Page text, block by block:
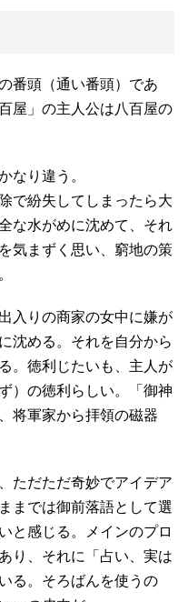
番頭（通い番頭）であ
屋」の主人公は八百屋の
なり違う。
で紛失してしまったら大
な水がめに沈めて、それ
気まずく思い、窮地の策
入りの商家の女中に嫌が
沈める。それを自分から
。徳利じたいも、主人が
）の徳利らしい。「御神
将軍家から拝領の磁器
ただただ奇妙でアイデア
までは御前落語として選
と感じる。メインのプロ
り、それに「占い、実は
る。そろばんを使うの